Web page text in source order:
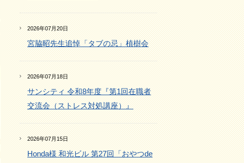
2026年07月20日
宮脇昭先生追悼「タブの忌」植樹会
2026年07月18日
サンシティ 令和8年度『第1回在職者
交流会（ストレス対処講座）』
2026年07月15日
Honda様 和光ビル 第27回「おやつde